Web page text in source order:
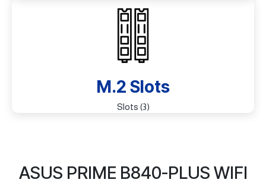
M.2 Slots
(3) Slots
ASUS PRIME B840-PLUS WIFI